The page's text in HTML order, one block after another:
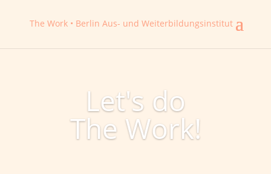
The Work • Berlin Aus- und Weiterbildungsinstitut
Let's do
The Work!